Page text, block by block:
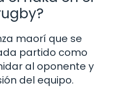
maorí que se
partido como
al oponente y
del equipo.